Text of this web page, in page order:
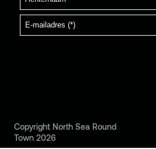
Copyright North Sea Round
Town 2026